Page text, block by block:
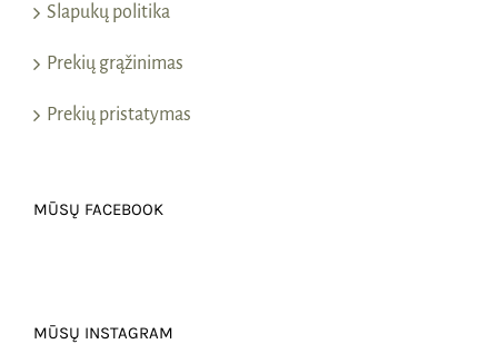
Slapukų politika
Prekių grąžinimas
Prekių pristatymas
MŪSŲ FACEBOOK
MŪSŲ INSTAGRAM